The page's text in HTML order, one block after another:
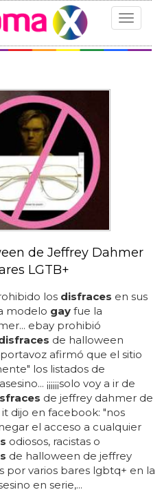
Toggle
de Jeffrey Dahmer
LGTB+
los disfraces en sus
modelo gay fue la
ebay prohibió
de halloween
afirmó que el sitio
los listados de
¡¡¡¡¡¡solo voy a ir de
de jeffrey dahmer de
dijo en facebook: "nos
el acceso a cualquier
odiosos, racistas o
de halloween de jeffrey
por varios bares lgbtq+ en la
en serie,...